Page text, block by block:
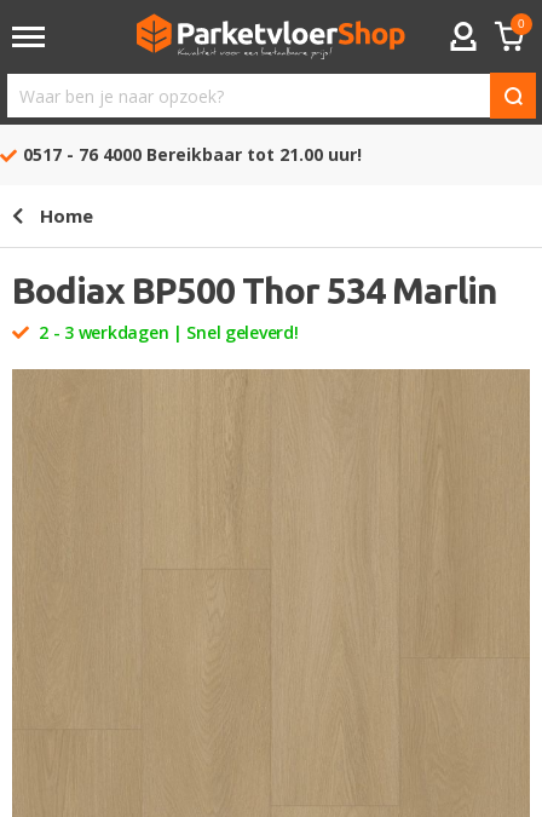
ACCOUNT
0
Waar
ben
opzoek?
0517 - 76 4000 Bereikbaar tot 21.00 uur!
Home
Bodiax BP500 Thor 534 Marlin
2 - 3 werkdagen | Snel geleverd!